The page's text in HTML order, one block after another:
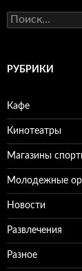
Н
а
иРУБРИКИ
Кафе
Кинотеатры
Магазины
Молодежные
Новости
Развлечения
Разное